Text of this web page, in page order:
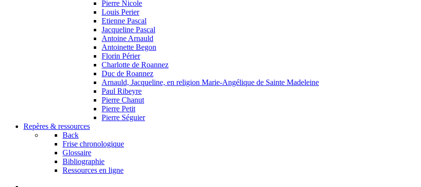
Pierre Nicole
Louis Perier
Etienne Pascal
Jacqueline Pascal
Antoine Arnauld
Antoinette Begon
Florin Périer
Charlotte de Roannez
Duc de Roannez
Arnauld, Jacqueline, en religion Marie-Angélique de Sainte Madeleine
Paul Ribeyre
Pierre Chanut
Pierre Petit
Pierre Séguier
Repères & ressources
Back
Frise chronologique
Glossaire
Bibliographie
Ressources en ligne